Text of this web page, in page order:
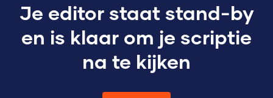
Je editor staat stand-by
en is klaar om je scriptie
na te kijken